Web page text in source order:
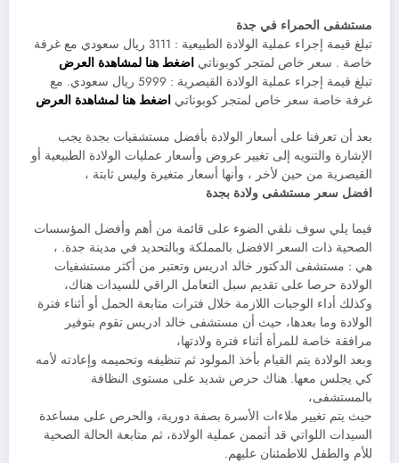
مستشفى الحمراء في جدة
تبلغ قيمة إجراء عملية الولادة الطبيعية : 3111 ريال سعودي مع غرفة
خاصة . سعر خاص لمتجر كوبوناتي اضغط هنا لمشاهدة العرض
تبلغ قيمة إجراء عملية الولادة القيصرية : 5999 ريال سعودي. مع
غرفة خاصة سعر خاص لمتجر كوبوناتي اضغط هنا لمشاهدة العرض
بعد أن تعرفنا على أسعار الولادة بأفضل مستشفيات بجدة يجب
الإشارة والتنويه إلى تغيير عروض وأسعار عمليات الولادة الطبيعية أو
القيصرية من حين لأخر ، وأنها أسعار متغيرة وليس ثابتة ،
افضل سعر مستشفى ولادة بجدة
فيما يلي سوف نلقي الضوء على قائمة من أهم وأفضل المؤسسات
الصحية ذات السعر الافضل بالمملكة وبالتحديد في مدينة جدة. ،
هي : مستشفى الدكتور خالد ادريس وتعتبر من أكثر مستشفيات
الولادة حرصا على تقديم سبل التعامل الراقي للسيدات هناك،
وكذلك أداء الوجبات اللازمة خلال فترات متابعة الحمل أو أثناء فترة
الولادة وما بعدها، حيث أن مستشفى خالد ادريس تقوم بتوفير
مرافقة خاصة للمرأة أثناء فترة ولادتها،
وبعد الولادة يتم القيام بأخذ المولود ثم تنظيفه وتحميمه وإعادته لأمه
كي يجلس معها. هناك حرص شديد على مستوى النظافة
بالمستشفى،
حيث يتم تغيير ملاءات الأسرة بصفة دورية، والحرص على مساعدة
السيدات اللواتي قد أتممن عملية الولادة، ثم متابعة الحالة الصحية
للأم والطفل للاطمئنان عليهم.